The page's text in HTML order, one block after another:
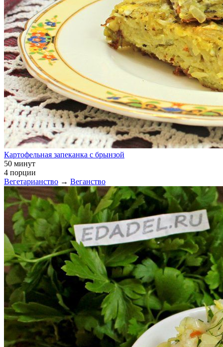
Картофельная запеканка с брынзой
50 минут
4 порции
Вегетарианство → Веганство